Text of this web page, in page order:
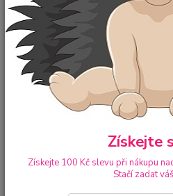
Kojenecká
Ouško - růžová
Získejte
Získejte 100 Kč slevu při nákupu
Stačí zadat